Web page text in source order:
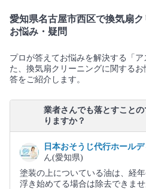
愛知県名古屋市西区で換気扇
お悩み・疑問
プロが答えてお悩みを解決する「
た、換気扇クリーニングに関する
答をご紹介します。
業者さんでも落とすこと
りますか？
日本おそうじ代行ホール
ん(愛知県)
塗装の上についている油は、経
浮き始めてる場合は除去できま